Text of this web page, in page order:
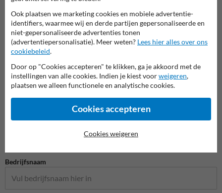
Stel je vraag aan Verkeersbord.be
Naam*
Bedrijfsnaam
Ook plaatsen we marketing cookies en mobiele advertentie-
identifiers, waarmee wij en derde partijen gepersonaliseerde en
niet-gepersonaliseerde advertenties tonen
(advertentiepersonalisatie). Meer weten? Lees hier alles over ons
cookiebeleid.
Door op "Cookies accepteren" te klikken, ga je akkoord met de
instellingen van alle cookies. Indien je kiest voorweigeren,
plaatsen we alleen functionele en analytische cookies.
Cookies accepteren
Cookies weigeren